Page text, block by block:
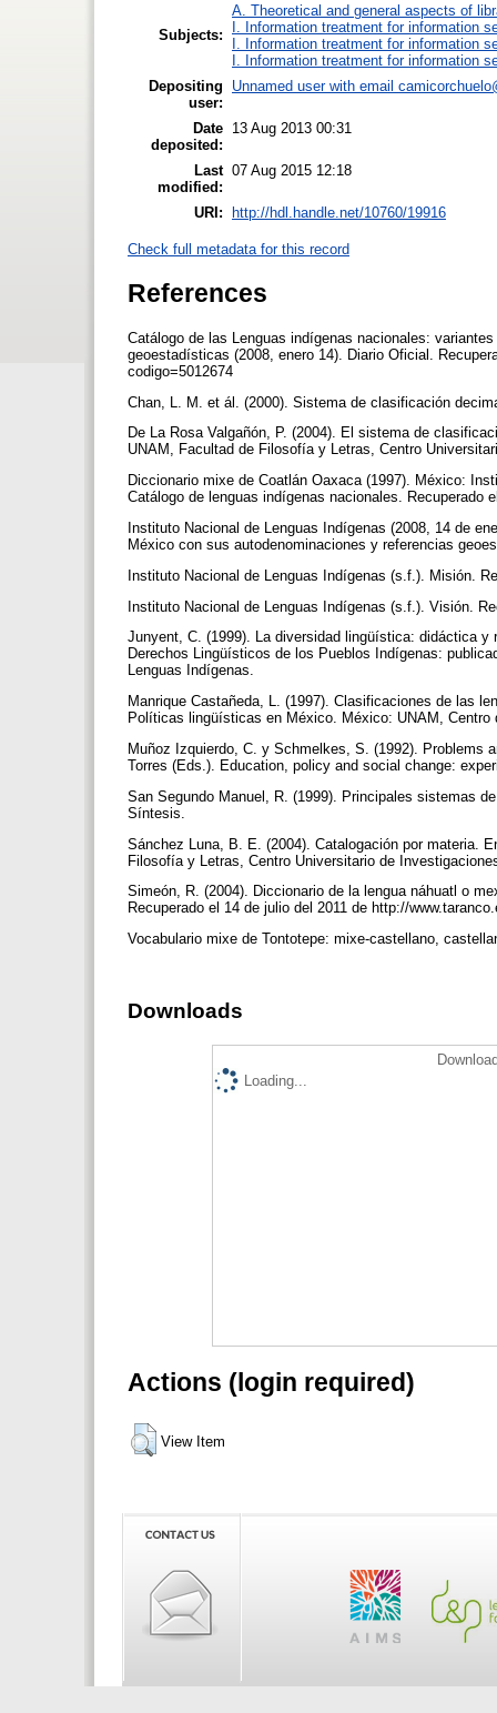
Subjects:
A. Theoretical and general aspects of
I. Information treatment for information
I. Information treatment for information
I. Information treatment for information
Depositing
user:
Unnamed user with email
Date
deposited:
13 Aug 2013 00:31
Last
modified:
07 Aug 2015 12:18
URI: http://hdl.handle.net/10760/19916
Check full metadata for this record
References
Catálogo de las Lenguas indígenas nacionales:
geoestadísticas (2008, enero 14). Diario Oficial.
codigo=5012674
Chan, L. M. et ál. (2000). Sistema de clasificación
De La Rosa Valgañón, P. (2004). El sistema de
UNAM, Facultad de Filosofía y Letras, Centro
Diccionario mixe de Coatlán Oaxaca (1997). México:
Catálogo de lenguas indígenas nacionales.
Instituto Nacional de Lenguas Indígenas (2008, 14 de
México con sus autodenominaciones y referencias
Instituto Nacional de Lenguas Indígenas (s.f.). Misión.
Instituto Nacional de Lenguas Indígenas (s.f.). Visión.
Junyent, C. (1999). La diversidad lingüística: didáctica
Derechos Lingüísticos de los Pueblos Indígenas:
Lenguas Indígenas.
Manrique Castañeda, L. (1997). Clasificaciones de las
Políticas lingüísticas en México. México: UNAM,
Muñoz Izquierdo, C. y Schmelkes, S. (1992). Problems
Torres (Eds.). Education, policy and social change:
San Segundo Manuel, R. (1999). Principales sistemas
Síntesis.
Sánchez Luna, B. E. (2004). Catalogación por materia.
Filosofía y Letras, Centro Universitario de
Simeón, R. (2004). Diccionario de la lengua náhuatl o
Recuperado el 14 de julio del 2011 de http://
Vocabulario mixe de Tontotepe: mixe-castellano,
Downloads
Loading...
Actions (login required)
View Item